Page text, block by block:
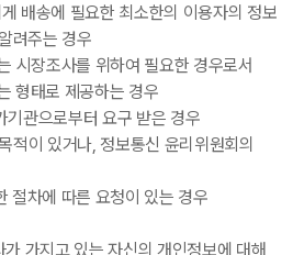
배송에 필요한 최소한의 이용자의 정보
려주는 경우
시장조사를 위하여 필요한 경우로서
형태로 제공하는 경우
관으로부터 요구 받은 경우
적이 있거나, 정보통신 윤리위원회의
절차에 따른 요청이 있는 경우
가지고 있는 자신의 개인정보에 대해